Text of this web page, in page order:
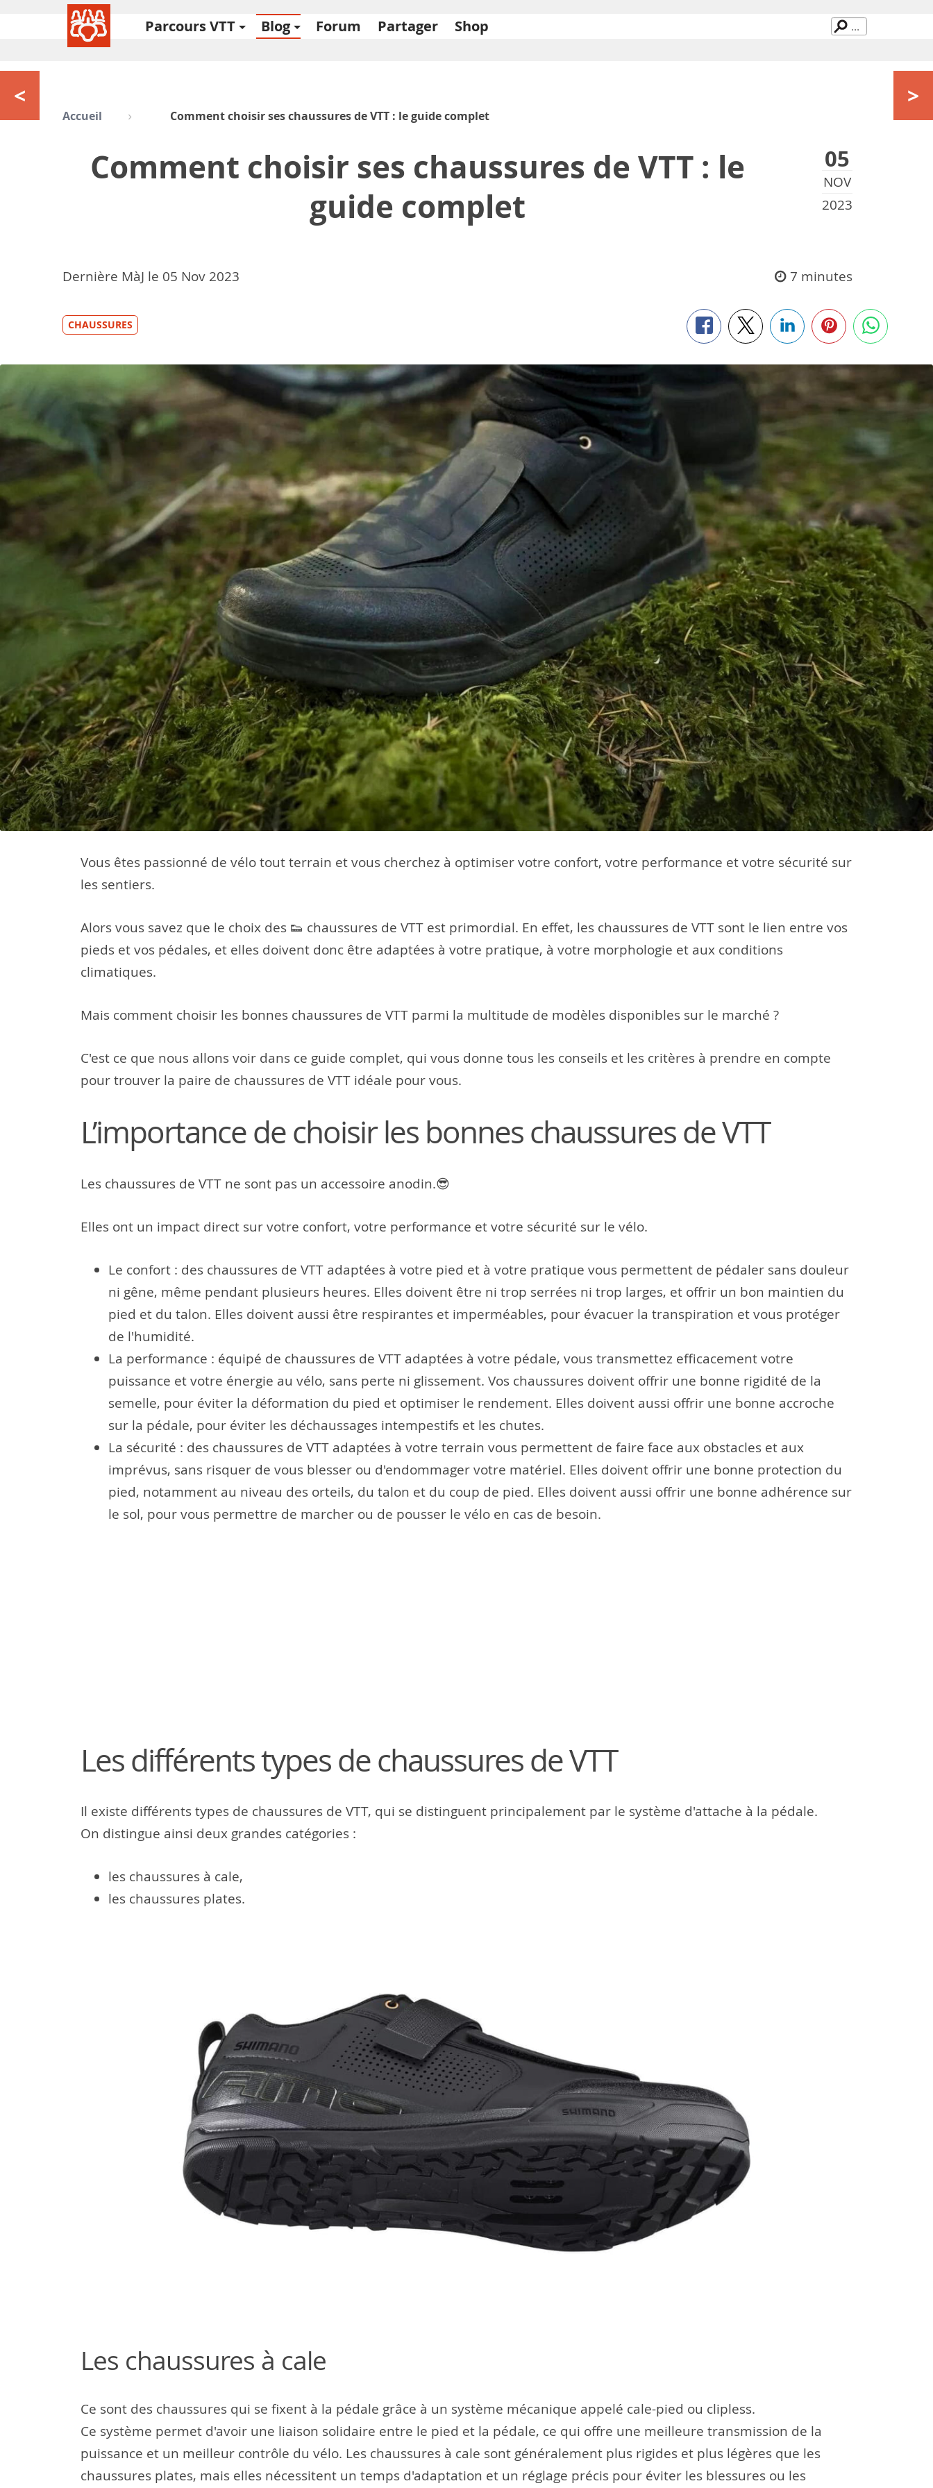
Parcours VTT Blog Forum Partager Shop
Accueil Comment choisir ses chaussures de VTT : le guide complet
05
NOV
2023
Comment choisir ses chaussures de VTT : le
guide complet
7 minutes
Dernière MàJ le 05 Nov 2023
CHAUSSURES
Vous êtes passionné de vélo tout terrain et vous cherchez à optimiser votre confort, votre performance et votre sécurité sur
les sentiers.
Alors vous savez que le choix des 👟 chaussures de VTT est primordial. En effet, les chaussures de VTT sont le lien entre vos
pieds et vos pédales, et elles doivent donc être adaptées à votre pratique, à votre morphologie et aux conditions
climatiques.
Mais comment choisir les bonnes chaussures de VTT parmi la multitude de modèles disponibles sur le marché ?
C'est ce que nous allons voir dans ce guide complet, qui vous donne tous les conseils et les critères à prendre en compte
pour trouver la paire de chaussures de VTT idéale pour vous.
L’importance de choisir les bonnes chaussures de VTT
Les chaussures de VTT ne sont pas un accessoire anodin.😎
Elles ont un impact direct sur votre confort, votre performance et votre sécurité sur le vélo.
Le confort : des chaussures de VTT adaptées à votre pied et à votre pratique vous permettent de pédaler sans douleur
ni gêne, même pendant plusieurs heures. Elles doivent être ni trop serrées ni trop larges, et offrir un bon maintien du
pied et du talon. Elles doivent aussi être respirantes et imperméables, pour évacuer la transpiration et vous protéger
de l'humidité.
La performance : équipé de chaussures de VTT adaptées à votre pédale, vous transmettez efficacement votre
puissance et votre énergie au vélo, sans perte ni glissement. Vos chaussures doivent offrir une bonne rigidité de la
semelle, pour éviter la déformation du pied et optimiser le rendement. Elles doivent aussi offrir une bonne accroche
sur la pédale, pour éviter les déchaussages intempestifs et les chutes.
La sécurité : des chaussures de VTT adaptées à votre terrain vous permettent de faire face aux obstacles et aux
imprévus, sans risquer de vous blesser ou d'endommager votre matériel. Elles doivent offrir une bonne protection du
pied, notamment au niveau des orteils, du talon et du coup de pied. Elles doivent aussi offrir une bonne adhérence sur
le sol, pour vous permettre de marcher ou de pousser le vélo en cas de besoin.
Les différents types de chaussures de VTT
Il existe différents types de chaussures de VTT, qui se distinguent principalement par le système d'attache à la pédale.
On distingue ainsi deux grandes catégories :
les chaussures à cale,
les chaussures plates.
Les chaussures à cale
Ce sont des chaussures qui se fixent à la pédale grâce à un système mécanique appelé cale-pied ou clipless.
Ce système permet d'avoir une liaison solidaire entre le pied et la pédale, ce qui offre une meilleure transmission de la
puissance et un meilleur contrôle du vélo. Les chaussures à cale sont généralement plus rigides et plus légères que les
chaussures plates, mais elles nécessitent un temps d'adaptation et un réglage précis pour éviter les blessures ou les
>
<